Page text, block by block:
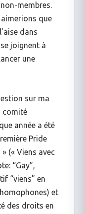
membres.
que
dans
joignent à
une
sur ma
comité
année a été
Pride
(« Viens avec
“Gay”,
“viens” en
et
des droits en